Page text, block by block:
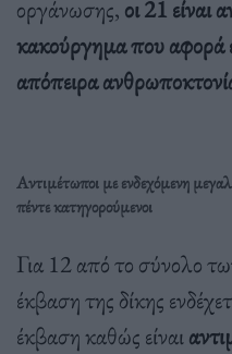
οργάνωσης, οι 21 είναι
κακούργημα που αφορά
απόπειρα
Αντιμέτωποι με ενδεχόμενη
πέντε κατηγορούμενοι
Για 12 από το σύνολο
έκβαση της δίκης
έκβαση καθώς είναι